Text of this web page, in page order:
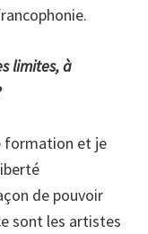
limites, à
formation et je
de pouvoir
sont les artistes